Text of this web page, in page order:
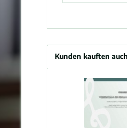
Kunden kauften auch